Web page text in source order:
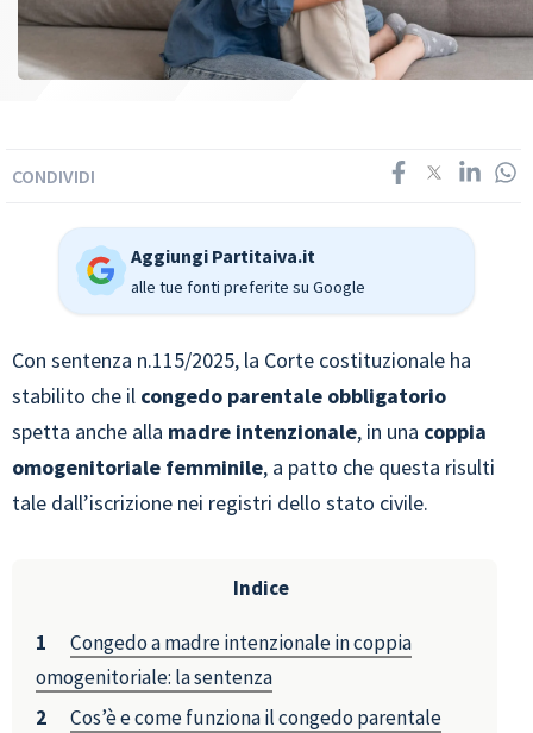
CONDIVIDI
Aggiungi Partitaiva.it
alle tue fonti preferite su Google
Con sentenza n.115/2025, la Corte costituzionale ha
stabilito che il congedo parentale obbligatorio
spetta anche alla madre intenzionale, in una coppia
omogenitoriale femminile, a patto che questa risulti
tale dall’iscrizione nei registri dello stato civile.
Indice
Congedo a madre intenzionale in coppia
omogenitoriale: la sentenza
Cos’è e come funziona il congedo parentale